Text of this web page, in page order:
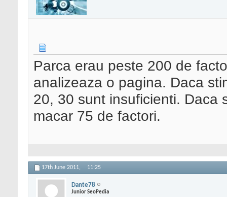
Parca erau peste 200 de
analizeaza o pagina. Daca
20, 30 sunt insuficienti. Daca
macar 75 de factori.
17th June 2011, 11:25
Dante78
Junior SeoPedia